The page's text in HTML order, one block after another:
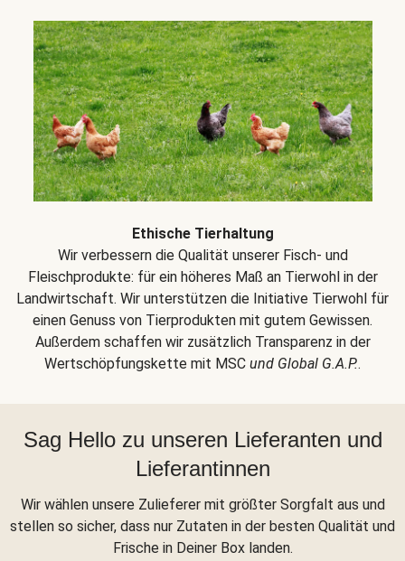
Ethische Tierhaltung
Wir verbessern die Qualität unserer Fisch- und
Fleischprodukte: für ein höheres Maß an Tierwohl in der
Landwirtschaft. Wir unterstützen die Initiative Tierwohl für
einen Genuss von Tierprodukten mit gutem Gewissen.
Außerdem schaffen wir zusätzlich Transparenz in der
Wertschöpfungskette mit MSC und Global G.A.P..
Sag Hello zu unseren Lieferanten und
Lieferantinnen
Wir wählen unsere Zulieferer mit größter Sorgfalt aus und
stellen so sicher, dass nur Zutaten in der besten Qualität und
Frische in Deiner Box landen.